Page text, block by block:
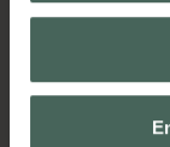
Kost och